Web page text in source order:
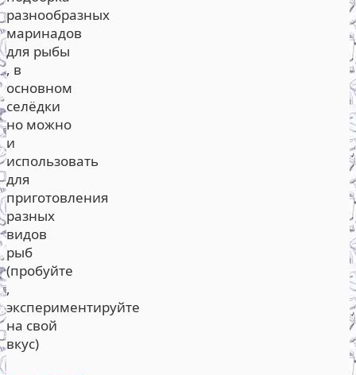
разнообразных
маринадов
для рыбы
, в
основном
селёдки
но можно
и
использовать
для
приготовления
разных
видов
рыб
(пробуйте
,
экспериментируйте
на свой
вкус)